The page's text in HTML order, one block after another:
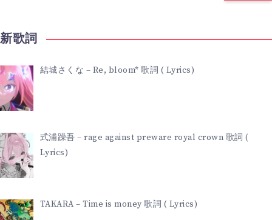
歌詞
結城さくな – Re, bloom* 歌詞 ( Lyrics)
式浦躁吾 – rage against preware royal crown 歌詞 (
Lyrics)
TAKARA – Time is money 歌詞 ( Lyrics)